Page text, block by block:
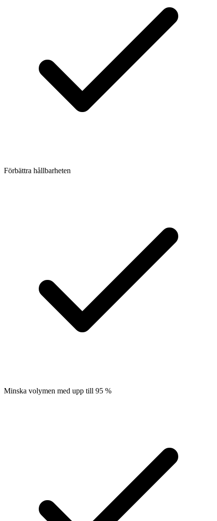
Förbättra hållbarheten
Minska volymen med upp till 95 %